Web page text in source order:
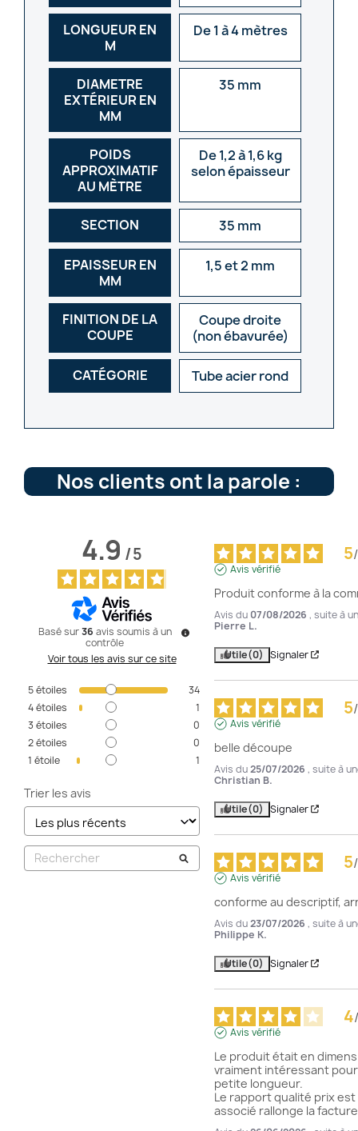
LONGUEUR EN
M
De 1 à 4 mètres
DIAMETRE
EXTÉRIEUR EN
MM
35 mm
POIDS
APPROXIMATIF
AU MÈTRE
De 1,2 à 1,6 kg
selon épaisseur
SECTION 35 mm
EPAISSEUR EN
MM
1,5 et 2 mm
FINITION DE LA
COUPE
Coupe droite
(non ébavurée)
CATÉGORIE Tube acier rond
Nos clients ont la parole :
4.9/5
Basé sur36 avis soumis à un
contrôle
Voir tous les avis sur ce site
5étoiles
34
4étoiles
1
3 étoiles
0
2étoiles
0
1 étoile 1
Trier les avis
5/
Avis vérifié
Produit conforme à la
Avis du 07/08/2026 , suite à
Pierre L.
Utile(0) Signaler
5/
Avis vérifié
belle découpe
Avis du25/07/2026 , suite à
Christian B.
Utile(0) Signaler
5/
Avis vérifié
conforme au descriptif,
Avis du23/07/2026 , suite à
Philippe K.
Utile(0) Signaler
4/
Avis vérifié
Le produit était en
vraiment intéressant
petite longueur.
Le rapport qualité prix
associé rallonge la